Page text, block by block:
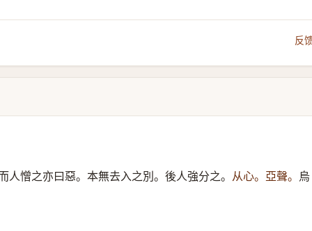
反
人憎之亦曰惡。本無去入之別。後人強分之。 从心。亞聲。 烏